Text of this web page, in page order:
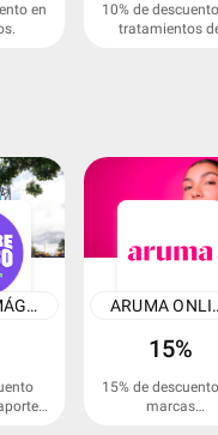
en
10% de
tratamientos
SALITRE MÁGICO
15%
15% de
marcas